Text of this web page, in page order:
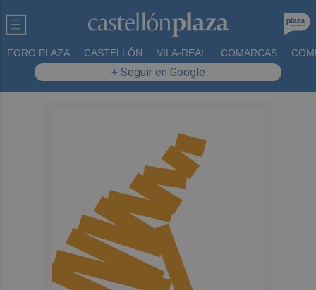
FORO PLAZA CASTELLÓN VILA-REAL COMARCAS
+ Seguir en Google